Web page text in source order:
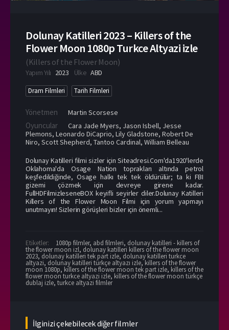
Dolunay Katilleri 2023 – Killers of the
Flower Moon 1080p Turkce Altyazi izle
(Killers of the Flower Moon)
Yapım Yılı 2023 Ülke ABD
Dram Filmleri Tarih Filmleri
Yönetmen Martin Scorsese
Oyuncular Cara Jade Myers, Jason Isbell, Jesse
Plemons, Leonardo DiCaprio, Lily Gladstone, Robert De
Niro, Scott Shepherd, Tantoo Cardinal, William Belleau
Dolunay Katilleri filmi sizler için Siteadresi.Com'da1920'lerde
Oklahoma'da Osage Nation toprakları altında petrol
keşfedildiğinde, Osage halkı tek tek öldürülür; ta ki FBI
gizemi çözmek için devreye girene kadar.
FullHDFilmizleseneBOX keyifli seyirler diler.Dolunay Katilleri
Killers of the Flower Moon Filmi için yorum yapmayı
unutmayın! Sizlerin görüşleri bizler için önemli...
Etiketler: 1080p filmler, abd filmleri, dolunay katilleri - killers of
the flower moon izl, dolunay katilleri killers of the flower moon
2023, dolunay katilleri tek part izle, dolunay katilleri turkce
altyazi, dolunay katilleri türkçe altyazı izle,killers of the flower
moon 1080p, killers of the flower moon tek part izle, killers of the
flower moon turkce altyazi izle, killers of the flower moon türkçe
dublaj izle, turkce altyazi filmler
İlginizi çekebilecek diğer filmler